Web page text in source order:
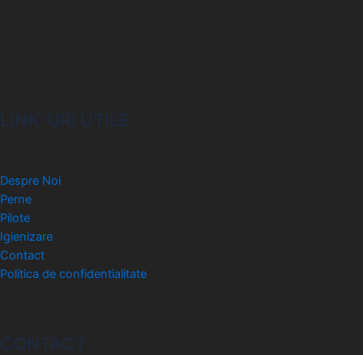
LINK-URI UTILE
Despre Noi
Perne
Pilote
Igienizare
Contact
Politica de confidentialitate
CONTACT